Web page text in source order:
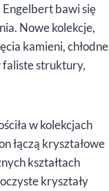
bawi się
Nowe kolekcje,
kamieni, chłodne
faliste struktury,
w kolekcjach
łączą kryształowe
kształtach
kryształy